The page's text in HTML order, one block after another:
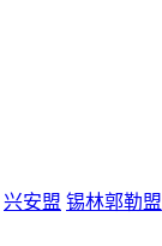
兴安盟 锡林郭勒盟